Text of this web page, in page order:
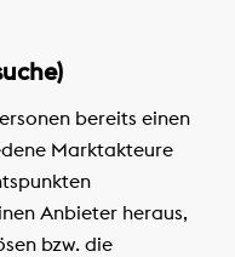
bereits einen
Marktakteure
Anbieter heraus,
bzw. die